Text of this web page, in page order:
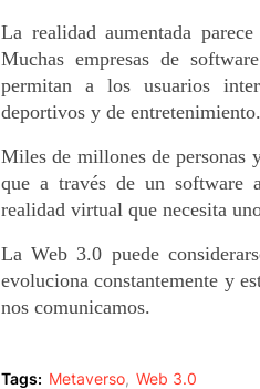
La realidad aumentada
Muchas empresas de
permitan a los usuarios
deportivos y de entretenimiento.
Miles de millones de personas
que a través de un software
realidad virtual que necesita
La Web 3.0 puede
evoluciona constantemente y
nos comunicamos.
Tags: Metaverso Web 3.0